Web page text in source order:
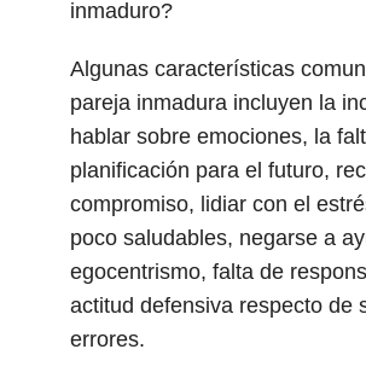
inmaduro?
Algunas características
pareja inmadura incluyen la
hablar sobre emociones, la
planificación para el futuro,
compromiso, lidiar con el
poco saludables, negarse a
egocentrismo, falta de
actitud defensiva respecto de
errores.